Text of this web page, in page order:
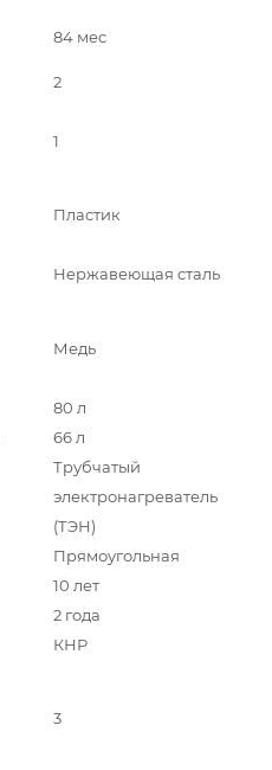
84 мес
2
1
Пластик
Нержавеющая сталь
Медь
80 л
66 л
Трубчатый
электронагреватель
(ТЭН)
Прямоугольная
10 лет
2 года
КНР
3